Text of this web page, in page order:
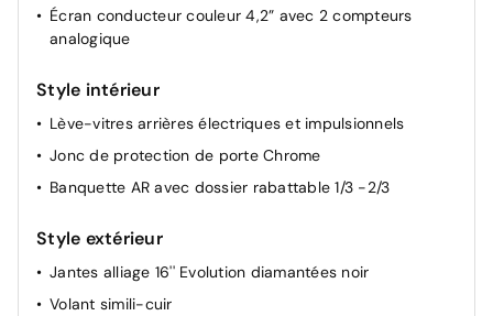
Écran conducteur couleur 4,2” avec 2 compteurs
analogique
Style intérieur
Lève-vitres arrières électriques et impulsionnels
Jonc de protection de porte Chrome
Banquette AR avec dossier rabattable 1/3 -2/3
Style extérieur
Jantes alliage 16'' Evolution diamantées noir
Volant simili-cuir